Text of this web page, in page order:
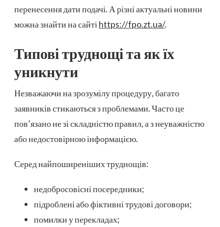
перенесення дати подачі. А різні актуальні новини
можна знайти на сайті https://fpo.zt.ua/.
Типові труднощі та як їх
уникнути
Незважаючи на зрозумілу процедуру, багато
заявників стикаються з проблемами. Часто це
пов’язано не зі складністю правил, а з неуважністю
або недостовірною інформацією.
Серед найпоширеніших труднощів:
недобросовісні посередники;
підроблені або фіктивні трудові договори;
помилки у перекладах;